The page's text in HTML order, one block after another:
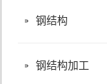
钢结构
钢结构加工